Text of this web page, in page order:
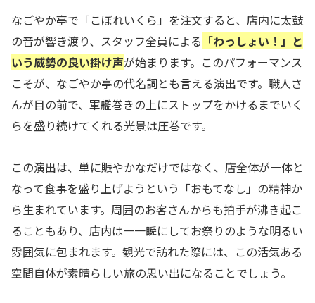
なごやか亭で「こぼれいくら」を注文すると、店内に太鼓
の音が響き渡り、スタッフ全員による 「わっしょい！」と
いう威勢の良い掛け声が始まります。このパフォーマンス
こそが、なごやか亭の代名詞とも言える演出です。職人さ
んが目の前で、軍艦巻きの上にストップをかけるまでいく
らを盛り続けてくれる光景は圧巻です。
この演出は、単に賑やかなだけではなく、店全体が一体と
なって食事を盛り上げようという「おもてなし」の精神か
ら生まれています。周囲のお客さんからも拍手が沸き起こ
ることもあり、店内は一一瞬にしてお祭りのような明るい
雰囲気に包まれます。観光で訪れた際には、この活気ある
空間自体が素晴らしい旅の思い出になることでしょう。